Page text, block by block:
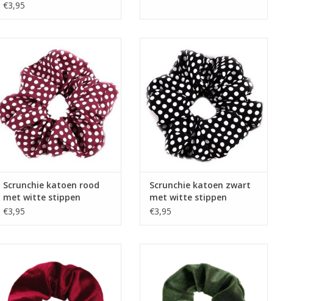
€3,95
stippen
Scrunchie katoen rood
met witte stippen
€3,95
stippen
TOEVOEGEN AAN WINKELWAGEN
Scrunchie katoen zwart
met witte stippen
€3,95